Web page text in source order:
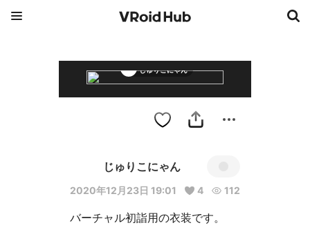
じゅりこにゃん
じゅりこにゃん
2020年12月23日 19:01 4 112
バーチャル初詣用の衣装です。